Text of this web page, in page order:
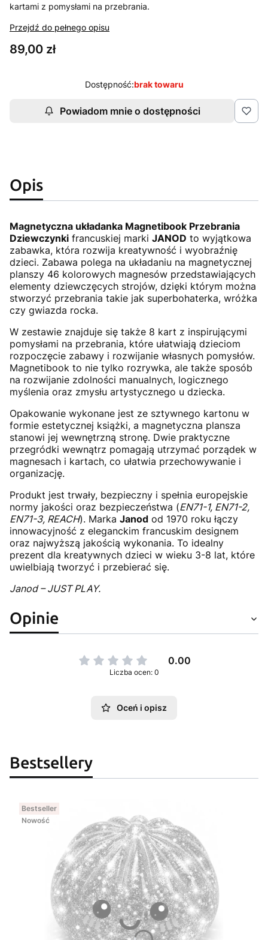
kartami z pomysłami na przebrania.
Przejdź do pełnego opisu
Cena
89,00 zł
Dostępność:brak towaru
Powiadom mnie o dostępności
Opis
Magnetyczna układanka Magnetibook Przebrania
Dziewczynki francuskiej marki JANOD to wyjątkowa
zabawka, która rozwija kreatywność i wyobraźnię
dzieci. Zabawa polega na układaniu na magnetycznej
planszy 46 kolorowych magnesów przedstawiających
elementy dziewczęcych strojów, dzięki którym można
stworzyć przebrania takie jak superbohaterka, wróżka
czy gwiazda rocka.
W zestawie znajduje się także 8 kart z inspirującymi
pomysłami na przebrania, które ułatwiają dzieciom
rozpoczęcie zabawy i rozwijanie własnych pomysłów.
Magnetibook to nie tylko rozrywka, ale także sposób
na rozwijanie zdolności manualnych, logicznego
myślenia oraz zmysłu artystycznego u dziecka.
Opakowanie wykonane jest ze sztywnego kartonu w
formie estetycznej książki, a magnetyczna plansza
stanowi jej wewnętrzną stronę. Dwie praktyczne
przegródki wewnątrz pomagają utrzymać porządek w
magnesach i kartach, co ułatwia przechowywanie i
organizację.
Produkt jest trwały, bezpieczny i spełnia europejskie
normy jakości oraz bezpieczeństwa (EN71-1, EN71-2,
EN71-3, REACH). Marka Janod od 1970 roku łączy
innowacyjność z eleganckim francuskim designem
oraz najwyższą jakością wykonania. To idealny
prezent dla kreatywnych dzieci w wieku 3-8 lat, które
uwielbiają tworzyć i przebierać się.
Janod – JUST PLAY.
Opinie
0.00
Liczba ocen: 0
Oceń i opisz
Bestsellery
Bestseller
Nowość